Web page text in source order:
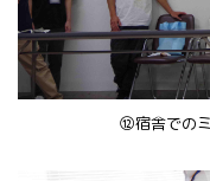
⑫宿舎でのミ